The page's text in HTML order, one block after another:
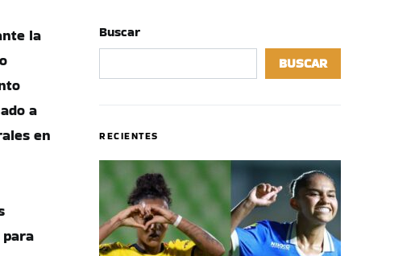
la
a
en
Buscar
BUSCAR
RECIENTES